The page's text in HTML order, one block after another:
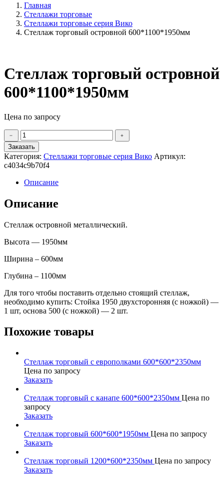
Главная
Стеллажи торговые
Стеллажи торговые серия Вико
Стеллаж торговый островной 600*1100*1950мм
Стеллаж торговый островной
600*1100*1950мм
Цена по запросу
Количество
товара
Стеллаж
торговый
островной
600*1100*1950мм
﹣
﹢
Заказать
Категория: Стеллажи торговые серия Вико Артикул:
c4034c9b70f4
Описание
Описание
Стеллаж островной металлический.
Высота — 1950мм
Ширина – 600мм
Глубина – 1100мм
Для того чтобы поставить отдельно стоящий стеллаж,
необходимо купить: Стойка 1950 двухсторонняя (с ножкой) —
1 шт, основа 500 (с ножкой) — 2 шт.
Похожие товары
Стеллаж торговый с европолками 600*600*2350мм
Цена по запросу
Заказать
Стеллаж торговый с канапе 600*600*2350мм Цена по
запросу
Заказать
Стеллаж торговый 600*600*1950мм Цена по запросу
Заказать
Стеллаж торговый 1200*600*2350мм Цена по запросу
Заказать